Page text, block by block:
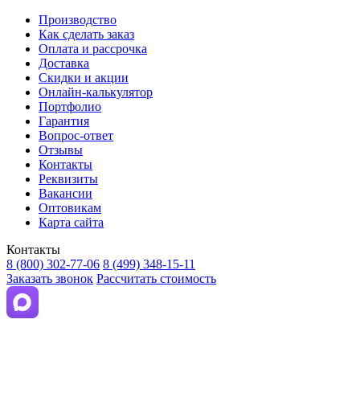
Производство
Как сделать заказ
Оплата и рассрочка
Доставка
Скидки и акции
Онлайн-калькулятор
Портфолио
Гарантия
Вопрос-ответ
Отзывы
Контакты
Реквизиты
Вакансии
Оптовикам
Карта сайта
Контакты
8 (800) 302-77-06 8 (499) 348-15-11
Заказать звонок Рассчитать стоимость